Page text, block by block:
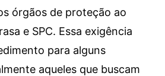
órgãos de proteção ao
e SPC. Essa exigência
para alguns
aqueles que buscam